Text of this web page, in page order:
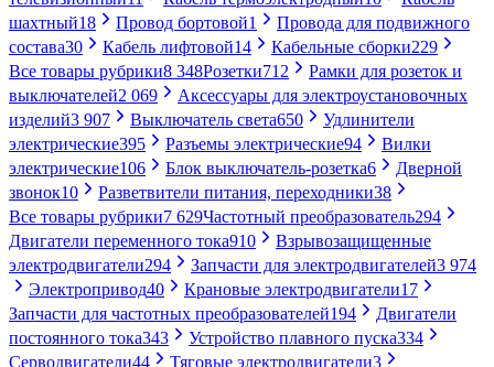
шахтный18 Провод бортовой1
Провода для подвижного
состава30 Кабель лифтовой14 Кабельные сборки229
Все товары рубрики8 348Розетки712
Рамки для розеток и
выключателей2 069
Аксессуары для электроустановочных
изделий3 907 Выключатель света650
Удлинители
электрические395 Разъемы электрические94
Вилки
электрические106 Блок выключатель-розетка6
Дверной
звонок10 Разветвители питания, переходники38
Все товары рубрики7 629Частотный преобразователь294
Двигатели переменного тока910
Взрывозащищенные
электродвигатели294 Запчасти для электродвигателей3 974
Электропривод40 Крановые электродвигатели17
Запчасти для частотных преобразователей194
Двигатели
постоянного тока343 Устройство плавного пуска334
Серводвигатели44 Тяговые электродвигатели3